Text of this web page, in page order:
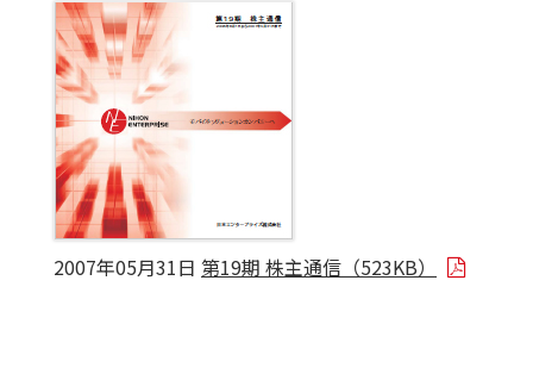
2007年05月31日 第19期 株主通信（523KB）